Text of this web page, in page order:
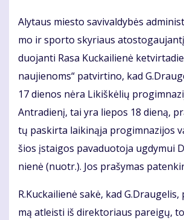
Aly­taus mies­to sa­vi­val­dy­bės
mo ir spor­to sky­riaus
duo­jan­ti Ra­sa Kuc­kai­lie­nė
nau­jie­noms“ pa­tvir­ti­no, kad
17 die­nos nė­ra Li­kiš­kė­lių
Ant­ra­die­nį, tai yra lie­pos 18 die­ną,
tų pa­skir­ta lai­ki­ną­ja pro­gim­na­zi­jos
šios įstai­gos pa­va­duo­to­ja ug­dy­mui
nie­nė (nuotr.). Jos pra­šy­mas
R.Kuc­kai­lie­nė sa­kė, kad
mą at­leis­ti iš di­rek­to­riaus pa­rei­gų,